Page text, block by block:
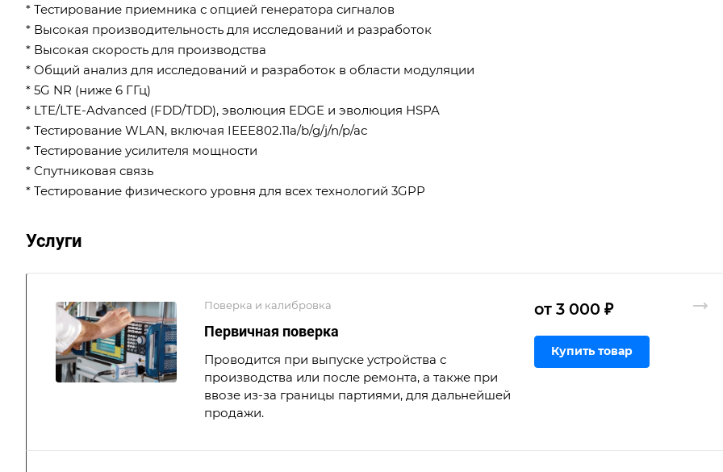
* Тестирование приемника с опцией генератора сигналов
* Высокая производительность для исследований и разработок
* Высокая скорость для производства
* Общий анализ для исследований и разработок в области модуляции
* 5G NR (ниже 6 ГГц)
* LTE/LTE-Advanced (FDD/TDD), эволюция EDGE и эволюция HSPA
* Тестирование WLAN, включая IEEE802.11a/b/g/j/n/p/ac
* Тестирование усилителя мощности
* Спутниковая связь
* Тестирование физического уровня для всех технологий 3GPP
Услуги
Поверка и калибровка
Первичная поверка
Проводится при выпуске устройства с
производства или после ремонта, а также при
ввозе из-за границы партиями, для дальнейшей
продажи.
от 3 000 ₽
Купить товар